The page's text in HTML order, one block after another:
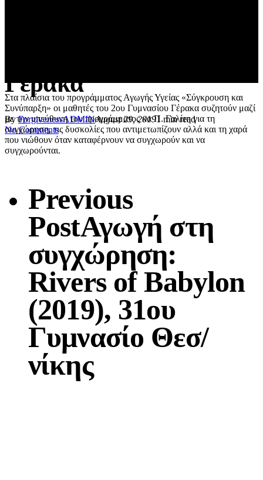
Γέρακα
By ForgivenessADMINAugust 29, 20191 min read
No Comments
Στα πλαίσια του προγράμματος Αγωγής Υγείας «Σύγκρουση και
Συνύπαρξη» οι μαθητές του 2ου Γυμνασίου Γέρακα συζητούν μαζί
με την υπεύθυνη του προγράμματος κα Π. Γαλίτη για τη
συγχώρηση, τις δυσκολίες που αντιμετωπίζουν αλλά και τη χαρά
που νιώθουν όταν καταφέρνουν να συγχωρούν και να
συγχωρούνται.
Previous
PostΑγωγή στη
συγχώρηση:
Rivers of Babylon
(2019), 31ου
Γυμνασίο Θεσ/
νίκης